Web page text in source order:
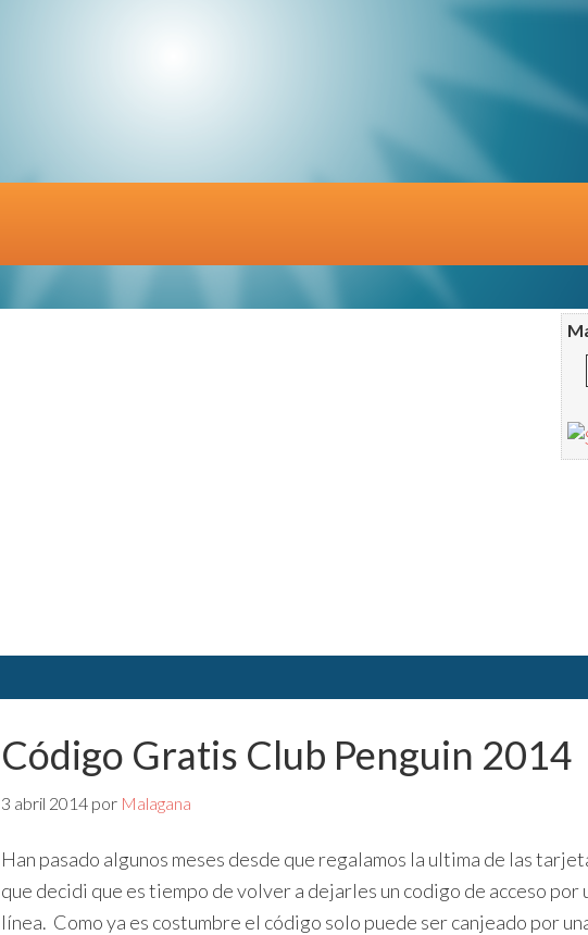
Código Gratis Club Penguin 2014
3 abril 2014 por Malagana
Han pasado algunos meses desde que regalamos la ultima de las
que decidi que es tiempo de volver a dejarles un codigo de acceso por
línea. Como ya es costumbre el código solo puede ser canjeado por